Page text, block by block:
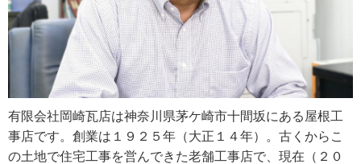
有限会社岡崎瓦店は神奈川県茅ケ崎市十間坂にある屋根工
事店です。創業は１９２５年（大正１４年）。古くからこ
の土地で住宅工事を営んできた老舗工事店で、現在（２０